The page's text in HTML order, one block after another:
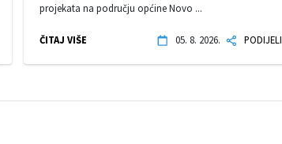
projekata na području općine Novo ...
ČITAJ VIŠE 05. 8. 2026. PODIJELI